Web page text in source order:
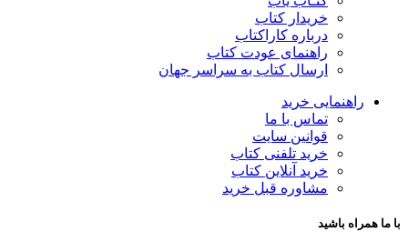
خریدار کتاب
درباره کاراکتاب
راهنمای عودت کتاب
ارسال کتاب به سراسر جهان
راهنمایی خرید
تماس با ما
قوانین سایت
خرید تلفنی کتاب
خرید آنلاین کتاب
مشاوره قبل خرید
با ما همراه باشید